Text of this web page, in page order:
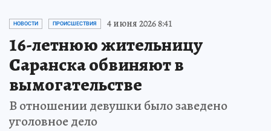
НОВОСТИ ПРОИСШЕСТВИЯ 4 июня 2026 8:41
16-летнюю жительницу
Саранска обвиняют в
вымогательстве
В отношении девушки было заведено
уголовное дело